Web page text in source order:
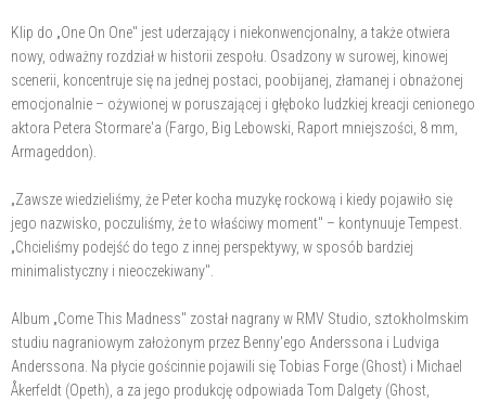
Klip do „One On One" jest uderzający i niekonwencjonalny, a także otwiera
nowy, odważny rozdział w historii zespołu. Osadzony w surowej, kinowej
scenerii, koncentruje się na jednej postaci, poobijanej, złamanej i obnażonej
emocjonalnie – ożywionej w poruszającej i głęboko ludzkiej kreacji cenionego
aktora Petera Stormare'a (Fargo, Big Lebowski, Raport mniejszości, 8 mm,
Armageddon).
„Zawsze wiedzieliśmy, że Peter kocha muzykę rockową i kiedy pojawiło się
jego nazwisko, poczuliśmy, że to właściwy moment" – kontynuuje Tempest.
„Chcieliśmy podejść do tego z innej perspektywy, w sposób bardziej
minimalistyczny i nieoczekiwany".
Album „Come This Madness" został nagrany w RMV Studio, sztokholmskim
studiu nagraniowym założonym przez Benny'ego Anderssona i Ludviga
Anderssona. Na płycie gościnnie pojawili się Tobias Forge (Ghost) i Michael
Åkerfeldt (Opeth), a za jego produkcję odpowiada Tom Dalgety (Ghost,